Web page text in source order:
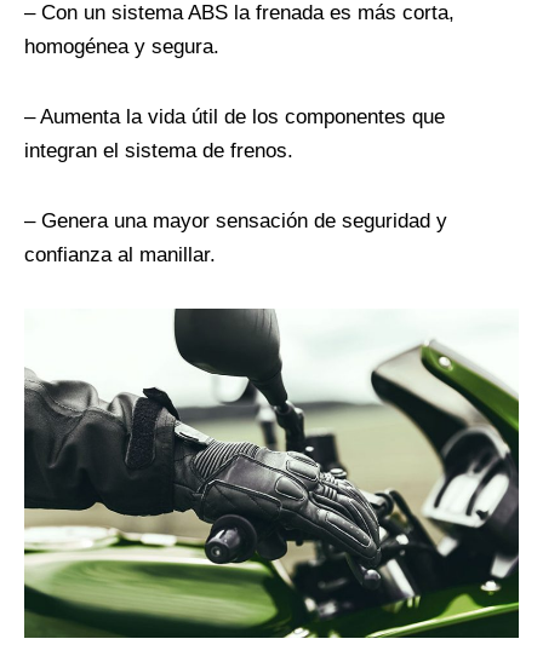
– Con un sistema ABS la frenada es más corta,
homogénea y segura.
– Aumenta la vida útil de los componentes que
integran el sistema de frenos.
– Genera una mayor sensación de seguridad y
confianza al manillar.